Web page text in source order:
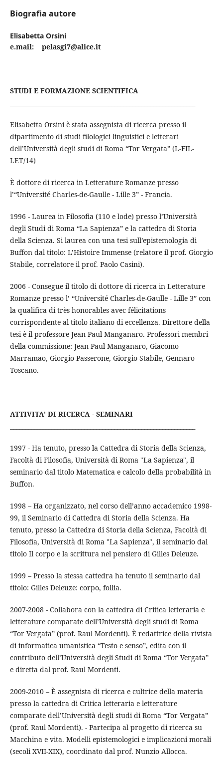
Biografia autore
Elisabetta Orsini
e.mail: pelasgi7@alice.it
STUDI E FORMAZIONE SCIENTIFICA
Elisabetta Orsini è stata assegnista di ricerca presso il
dipartimento di studi filologici linguistici e letterari
dell’Università degli studi di Roma “Tor Vergata” (L-FIL-
LET/14)
È dottore di ricerca in Letterature Romanze presso
l’“Université Charles-de-Gaulle - Lille 3” - Francia.
1996 - Laurea in Filosofia (110 e lode) presso l’Università
degli Studi di Roma “La Sapienza” e la cattedra di Storia
della Scienza. Si laurea con una tesi sull’epistemologia di
Buffon dal titolo: L’Histoire Immense (relatore il prof. Giorgio
Stabile, correlatore il prof. Paolo Casini).
2006 - Consegue il titolo di dottore di ricerca in Letterature
Romanze presso l’ “Université Charles-de-Gaulle - Lille 3” con
la qualifica di très honorables avec félicitations
corrispondente al titolo italiano di eccellenza. Direttore della
tesi è il professore Jean Paul Manganaro. Professori membri
della commissione: Jean Paul Manganaro, Giacomo
Marramao, Giorgio Passerone, Giorgio Stabile, Gennaro
Toscano.
ATTIVITA' DI RICERCA - SEMINARI
1997 - Ha tenuto, presso la Cattedra di Storia della Scienza,
Facoltà di Filosofia, Università di Roma "La Sapienza", il
seminario dal titolo Matematica e calcolo della probabilità in
Buffon.
1998 – Ha organizzato, nel corso dell’anno accademico 1998-
99, il Seminario di Cattedra di Storia della Scienza. Ha
tenuto, presso la Cattedra di Storia della Scienza, Facoltà di
Filosofia, Università di Roma "La Sapienza", il seminario dal
titolo Il corpo e la scrittura nel pensiero di Gilles Deleuze.
1999 – Presso la stessa cattedra ha tenuto il seminario dal
titolo: Gilles Deleuze: corpo, follia.
2007-2008 - Collabora con la cattedra di Critica letteraria e
letterature comparate dell’Università degli studi di Roma
“Tor Vergata” (prof. Raul Mordenti). È redattrice della rivista
di informatica umanistica “Testo e senso”, edita con il
contributo dell’Università degli Studi di Roma “Tor Vergata”
e diretta dal prof. Raul Mordenti.
2009-2010 – È assegnista di ricerca e cultrice della materia
presso la cattedra di Critica letteraria e letterature
comparate dell’Università degli studi di Roma “Tor Vergata”
(prof. Raul Mordenti). - Partecipa al progetto di ricerca su
Macchina e vita. Modelli epistemologici e implicazioni morali
(secoli XVII-XIX), coordinato dal prof. Nunzio Allocca.